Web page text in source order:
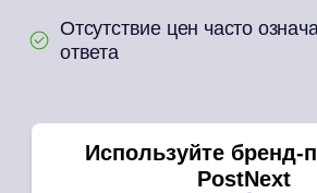
Отсутствие цен часто
ответа
Используйте бренд-
PostNext